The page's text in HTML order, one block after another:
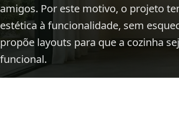
amigos. Por este motivo, o projeto
estética à funcionalidade, sem
propõe layouts para que a cozinha
funcional.